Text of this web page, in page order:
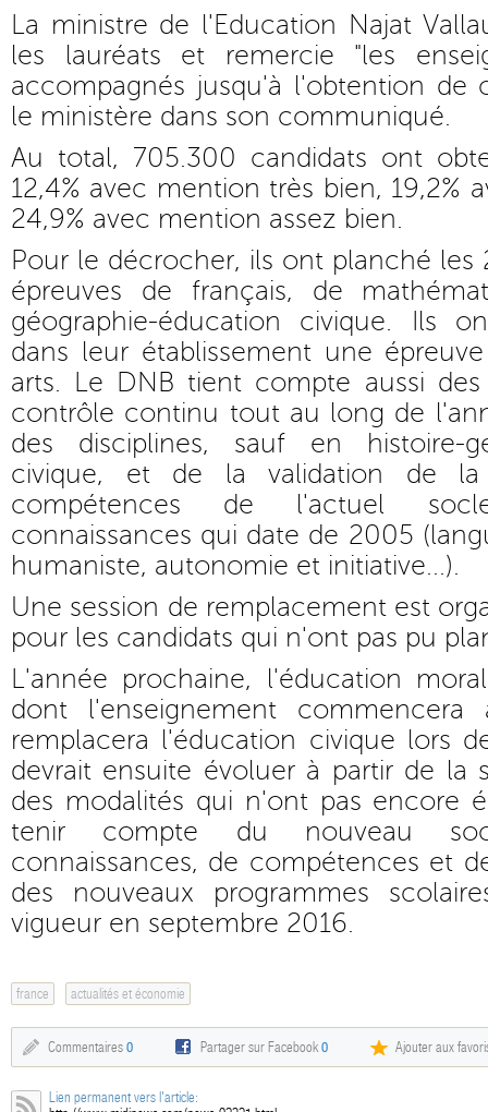
La ministre de l'Education Najat
les lauréats et remercie "les
accompagnés jusqu'à l'obtention de
le ministère dans son communiqué.
Au total, 705.300 candidats ont
12,4% avec mention très bien, 19,2%
24,9% avec mention assez bien.
Pour le décrocher, ils ont planché les
épreuves de français, de
géographie-éducation civique. Ils
dans leur établissement une
arts. Le DNB tient compte aussi
contrôle continu tout au long de
des disciplines, sauf en histoire-
civique, et de la validation de la
compétences de l'actuel
connaissances qui date de 2005
humaniste, autonomie et initiative...).
Une session de remplacement est
pour les candidats qui n'ont pas pu
L'année prochaine, l'éducation
dont l'enseignement
remplacera l'éducation civique lors
devrait ensuite évoluer à partir de la
des modalités qui n'ont pas encore
tenir compte du nouveau
connaissances, de compétences et
des nouveaux programmes
vigueur en septembre 2016.
france actualités et économie
Commentaires 0 Partager sur Facebook0 Ajouter aux
Lien permanent vers l'article: